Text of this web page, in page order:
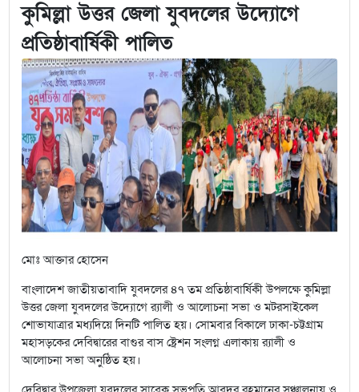
কুমিল্লা উত্তর জেলা যুবদলের উদ্যোগে
প্রতিষ্ঠাবার্ষিকী পালিত
মোঃ আক্তার হোসেন
বাংলাদেশ জাতীয়তাবাদি যুবদলের ৪৭ তম প্রতিষ্ঠাবার্ষিকী উপলক্ষে কুমিল্লা
উত্তর জেলা যুবদলের উদ্যোগে র‌্যালী ও আলোচনা সভা ও মটরসাইকেল
শোভাযাত্রার মধ্যদিয়ে দিনটি পালিত হয়। সোমবার বিকালে ঢাকা-চট্টগ্রাম
মহাসড়কের দেবিদ্বারের বাগুর বাস ষ্ট্রেশন সংলগ্ন এলাকায় র‌্যালী ও
আলোচনা সভা অনুষ্ঠিত হয়।